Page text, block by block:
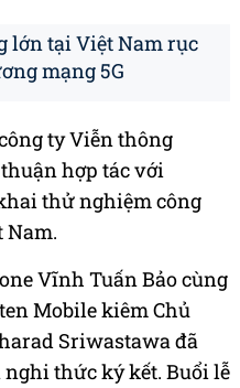
lớn tại Việt Nam rục
mạng 5G
ty Viễn thông
hợp tác với
thử nghiệm công
Nam.
Vĩnh Tuấn Bảo cùng
Mobile kiêm Chủ
Sriwastawa đã
thức ký kết. Buổi lễ